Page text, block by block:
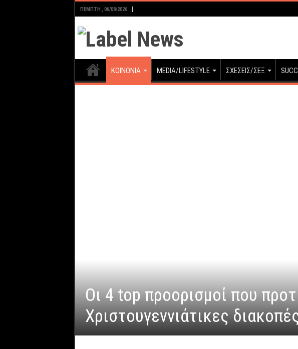
ΠΈΜΠΤΗ , 06/08/2026
ΚΟΙΝΩΝΙΑ MEDIA/LIFESTYLE ΣΧΕΣΕΙΣ/ΣΕΞ
Οι 4 top προορισμοί που
Χριστουγεννιάτικες